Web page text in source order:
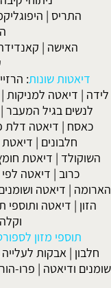
|היפוגליקמיה|
המעבר
האישה|קאנדידה|
שונות:הרזייה |
דיאטה למניקות|
בגיל המעבר|
|דיאטה דלת
חלבונים|דיאטת
|דיאטת חומץ
דיאטה לפי סוג
|דיאטה ושומנים|
דיאטה ותוספי תזונה |
|
תוספי מזון לספורטאים:
|אבקות לעלייה
ודיאטה|פרו-הורמונים